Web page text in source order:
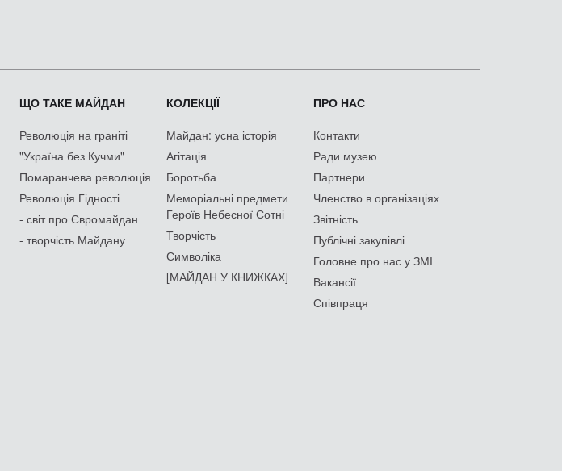
ЩО ТАКЕ МАЙДАН
Революція на граніті
"Україна без Кучми"
Помаранчева революція
Революція Гідності
- світ про Євромайдан
- творчість Майдану
КОЛЕКЦІЇ
Майдан: усна історія
Агітація
Боротьба
Меморіальні предмети
Героїв Небесної Сотні
Творчість
Символіка
[МАЙДАН У КНИЖКАХ]
ПРО НАС
Контакти
Ради музею
Партнери
Членство в організаціях
Звітність
Публічні закупівлі
Головне про нас у ЗМІ
Вакансії
Співпраця